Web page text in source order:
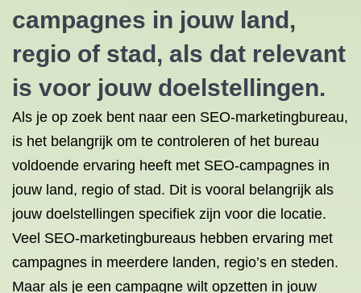
campagnes in jouw land,
regio of stad, als dat relevant
is voor jouw doelstellingen.
Als je op zoek bent naar een SEO-marketingbureau,
is het belangrijk om te controleren of het bureau
voldoende ervaring heeft met SEO-campagnes in
jouw land, regio of stad. Dit is vooral belangrijk als
jouw doelstellingen specifiek zijn voor die locatie.
Veel SEO-marketingbureaus hebben ervaring met
campagnes in meerdere landen, regio’s en steden.
Maar als je een campagne wilt opzetten in jouw